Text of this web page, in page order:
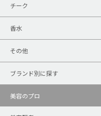
チーク
香水
その他
ブランド別に探す
美容のプロ